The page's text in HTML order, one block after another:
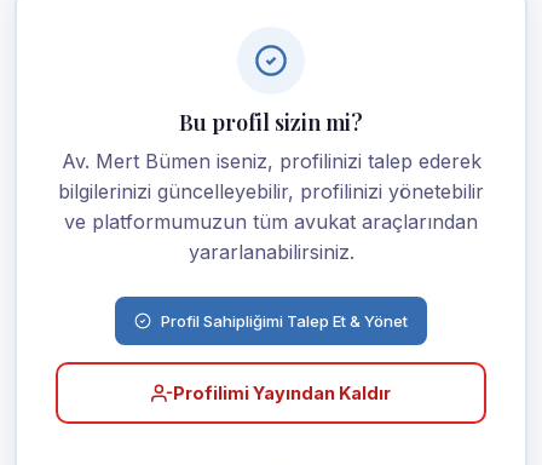
Bu profil sizin mi?
Av. Mert Bümen iseniz, profilinizi talep ederek
bilgilerinizi güncelleyebilir, profilinizi yönetebilir
ve platformumuzun tüm avukat araçlarından
yararlanabilirsiniz.
Profil Sahipliğimi Talep Et & Yönet
Profilimi Yayından Kaldır